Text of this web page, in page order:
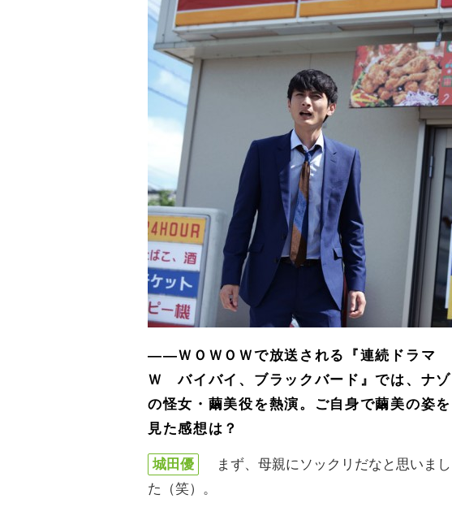
――ＷＯＷＯＷで放送される『連続ドラマ
Ｗ バイバイ、ブラックバード』では、ナゾ
の怪女・繭美役を熱演。ご自身で繭美の姿を
見た感想は？
城田優
まず、母親にソックリだなと思いまし
た（笑）。